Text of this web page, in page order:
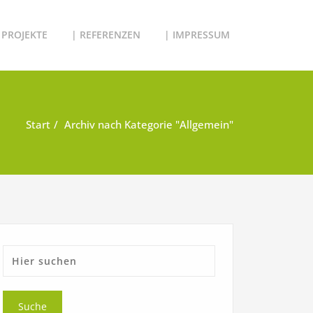
| REFERENZEN | IMPRESSUM
Start Archiv nach Kategorie "Allgemein"